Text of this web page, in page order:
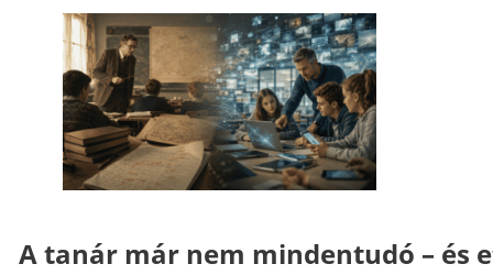
A tanár már nem mindentudó – és